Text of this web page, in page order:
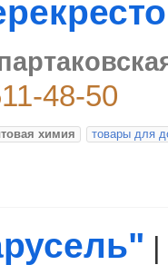
48-50
химия товары для